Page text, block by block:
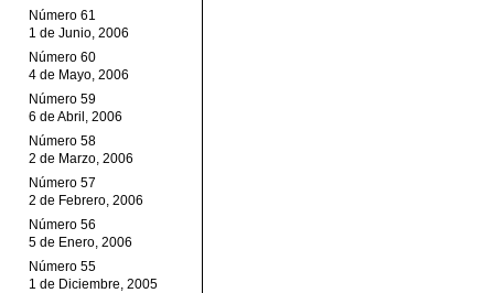
Número 61
1 de Junio, 2006
Número 60
4 de Mayo, 2006
Número 59
6 de Abril, 2006
Número 58
2 de Marzo, 2006
Número 57
2 de Febrero, 2006
Número 56
5 de Enero, 2006
Número 55
1 de Diciembre, 2005